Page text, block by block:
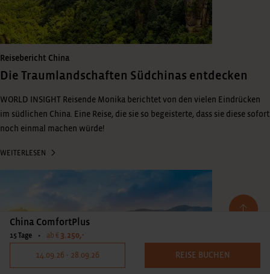
Reisebericht China
Die Traumlandschaften Südchinas entdecken
WORLD INSIGHT Reisende Monika berichtet von den vielen Eindrücken
im südlichen China. Eine Reise, die sie so begeisterte, dass sie diese sofort
noch einmal machen würde!
WEITERLESEN
China ComfortPlus
15 Tage • ab € 3.250,-
14.09.26 - 28.09.26 REISE BUCHEN